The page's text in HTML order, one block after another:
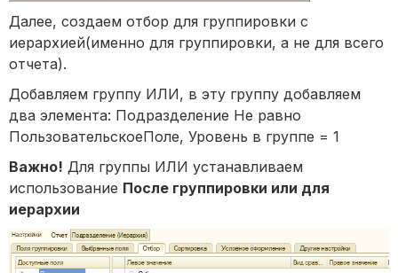
Далее, создаем отбор для группировки с
иерархией(именно для группировки, а не для всего
отчета).
Добавляем группу ИЛИ, в эту группу добавляем
два элемента: Подразделение Не равно
ПользовательскоеПоле, Уровень в группе = 1
Важно! Для группы ИЛИ устанавливаем
использование После группировки или для
иерархии